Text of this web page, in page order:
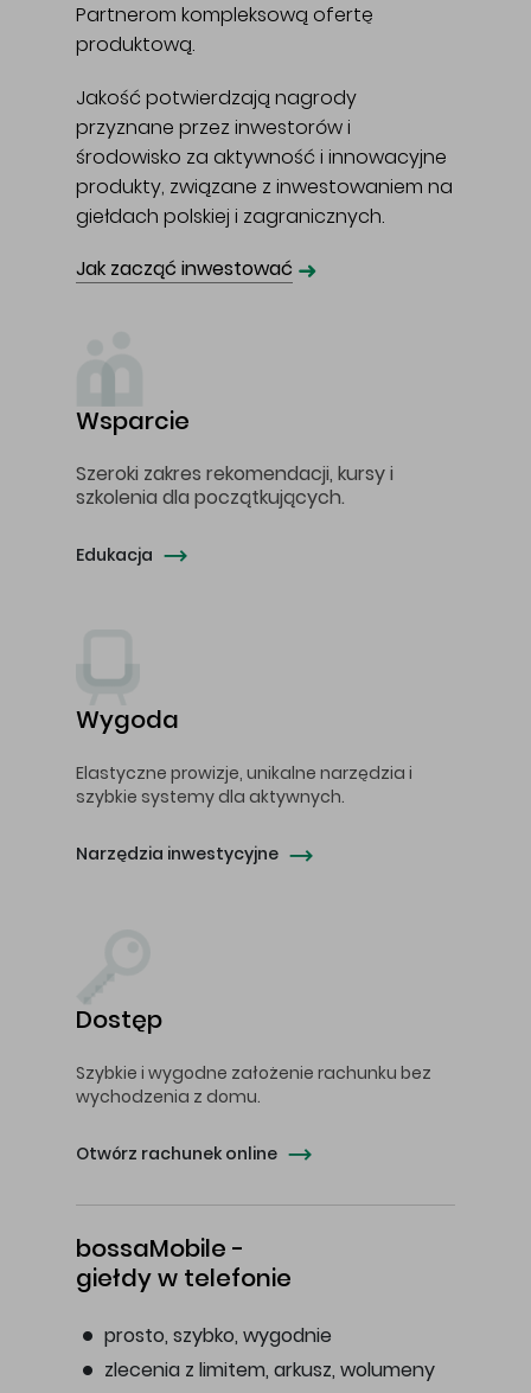
Partnerom kompleksową ofertę
produktową.
Jakość potwierdzają nagrody
przyznane przez inwestorów i
środowisko za aktywność i innowacyjne
produkty, związane z inwestowaniem na
giełdach polskiej i zagranicznych.
Jak zacząć inwestować ➜
Wsparcie
Szeroki zakres rekomendacji, kursy i
szkolenia dla początkujących.
Edukacja
Wygoda
Elastyczne prowizje, unikalne narzędzia i
szybkie systemy dla aktywnych.
Narzędzia inwestycyjne
Dostęp
Szybkie i wygodne założenie rachunku bez
wychodzenia z domu.
Otwórz rachunek online
bossaMobile -
giełdy w telefonie
prosto, szybko, wygodnie
zlecenia z limitem, arkusz, wolumeny